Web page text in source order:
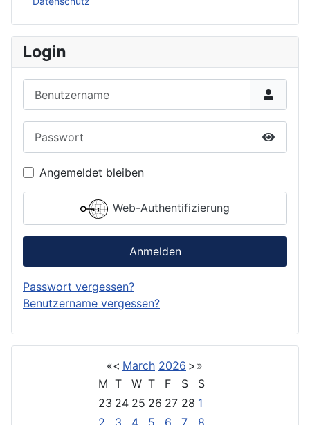
Login
Angemeldet bleiben
Web-Authentifizierung
Anmelden
Passwort vergessen?
Benutzername vergessen?
«< March 2026 > »
M T W T F S
S
23 24 25 26 27 28 1
2
3 4 5 6 7 8